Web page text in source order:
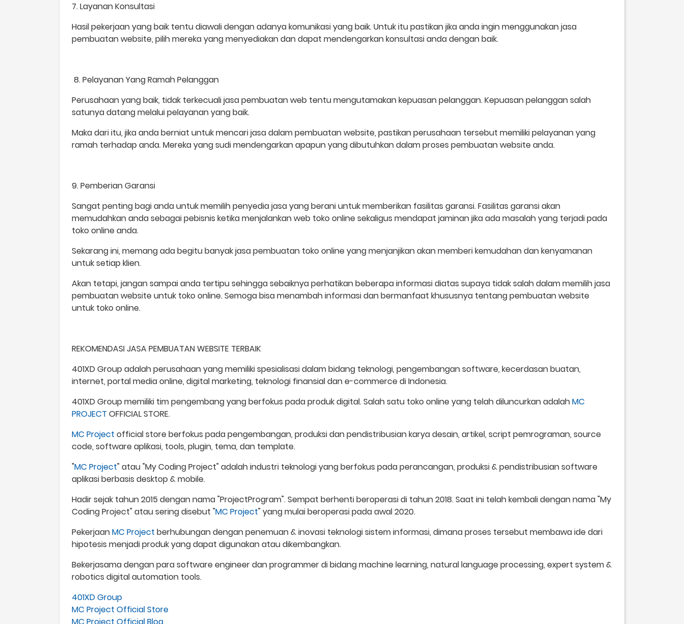
7. Layanan Konsultasi
Hasil pekerjaan yang baik tentu diawali dengan adanya komunikasi yang baik. Untuk itu pastikan jika anda ingin menggunakan jasa
pembuatan website, pilih mereka yang menyediakan dan dapat mendengarkan konsultasi anda dengan baik.
8. Pelayanan Yang Ramah Pelanggan
Perusahaan yang baik, tidak terkecuali jasa pembuatan web tentu mengutamakan kepuasan pelanggan. Kepuasan pelanggan salah
satunya datang melalui pelayanan yang baik.
Maka dari itu, jika anda berniat untuk mencari jasa dalam pembuatan website, pastikan perusahaan tersebut memiliki pelayanan yang
ramah terhadap anda. Mereka yang sudi mendengarkan apapun yang dibutuhkan dalam proses pembuatan website anda.
9. Pemberian Garansi
Sangat penting bagi anda untuk memilih penyedia jasa yang berani untuk memberikan fasilitas garansi. Fasilitas garansi akan
memudahkan anda sebagai pebisnis ketika menjalankan web toko online sekaligus mendapat jaminan jika ada masalah yang terjadi pada
toko online anda.
Sekarang ini, memang ada begitu banyak jasa pembuatan toko online yang menjanjikan akan memberi kemudahan dan kenyamanan
untuk setiap klien.
Akan tetapi, jangan sampai anda tertipu sehingga sebaiknya perhatikan beberapa informasi diatas supaya tidak salah dalam memilih jasa
pembuatan website untuk toko online. Semoga bisa menambah informasi dan bermanfaat khususnya tentang pembuatan website
untuk toko online.
REKOMENDASI JASA PEMBUATAN WEBSITE TERBAIK
401XD Group adalah perusahaan yang memiliki spesialisasi dalam bidang teknologi, pengembangan software, kecerdasan buatan,
internet, portal media online, digital marketing, teknologi finansial dan e-commerce di Indonesia.
401XD Group memiliki tim pengembang yang berfokus pada produk digital. Salah satu toko online yang telah diluncurkan adalahMC
PROJECT OFFICIAL STORE.
MC Project official store berfokus pada pengembangan, produksi dan pendistribusian karya desain, artikel, script pemrograman, source
code, software aplikasi, tools, plugin, tema, dan template.
"MC Project" atau "My Coding Project" adalah industri teknologi yang berfokus pada perancangan, produksi & pendistribusian software
aplikasi berbasis desktop & mobile.
Hadir sejak tahun 2015 dengan nama "ProjectProgram". Sempat berhenti beroperasi di tahun 2018. Saat ini telah kembali dengan nama "My
Coding Project" atau sering disebut "MC Project" yang mulai beroperasi pada awal 2020.
PekerjaanMC Project berhubungan dengan penemuan & inovasi teknologi sistem informasi, dimana proses tersebut membawa ide dari
hipotesis menjadi produk yang dapat digunakan atau dikembangkan.
Bekerjasama dengan para software engineer dan programmer di bidang machine learning, natural language processing, expert system &
robotics digital automation tools.
401XD Group
MC Project Official Store